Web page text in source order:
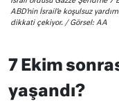
ABD’nin İsrail’e koşulsuz
dikkati çekiyor. / Görsel: AA
7 Ekim
yaşandı?